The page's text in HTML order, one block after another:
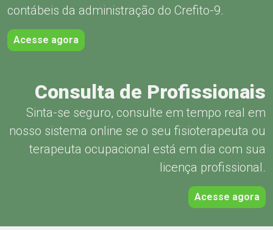
contábeis da administração do Crefito-9.
Acesse agora
Consulta de Profissionais
Sinta-se seguro, consulte em tempo real em
nosso sistema online se o seu fisioterapeuta ou
terapeuta ocupacional está em dia com sua
licença profissional.
Acesse agora